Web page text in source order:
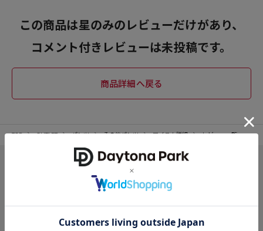
この商品は星のみのレビューだけがあり、
コメント付きレビューは未投稿です。
TOP OUTLET パンツ その他パンツ アイテム詳細 レビュー一覧